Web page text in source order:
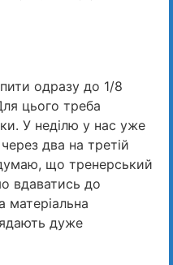
одразу до 1/8
цього треба
У неділю у нас уже
два на третій
що тренерський
вдаватись до
матеріальна
дуже